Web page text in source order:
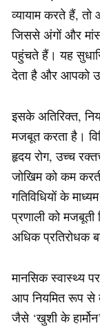
व्यायाम करते हैं, तो
जिससे अंगों और
पहुंचते हैं। यह
देता है और आपको
इसके अतिरिक्त,
मजबूत करता है।
हृदय रोग, उच्च
जोखिम को कम
गतिविधियों के
प्रणाली को मजबूती
अधिक प्रतिरोधक
मानसिक स्वास्थ्य
आप नियमित रूप से
जैसे ‘खुशी के